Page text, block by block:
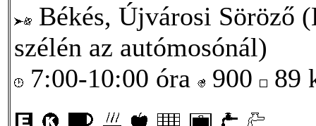
Békés, Újvárosi Söröző
szélén az autómosónál)
7:00-10:00 óra
900 89